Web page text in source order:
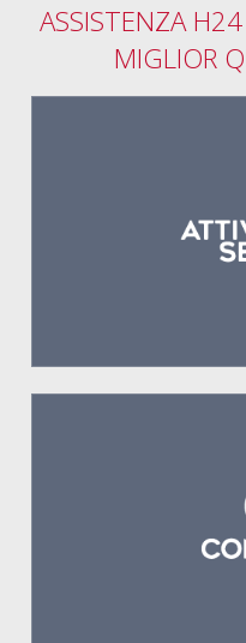
ASSISTENZA
MIGLIOR